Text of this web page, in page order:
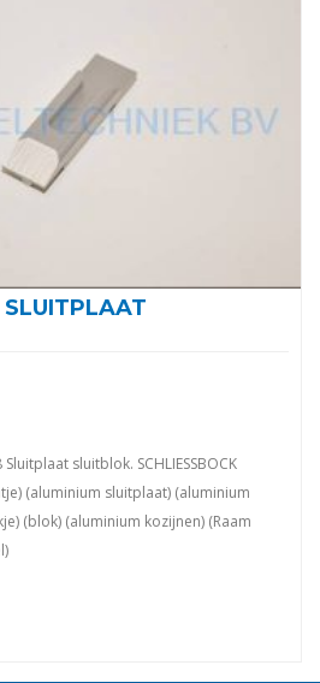
sluitblok. SCHLIESSBOCK
(aluminium sluitplaat) (aluminium
(blok) (aluminium kozijnen) (Raam